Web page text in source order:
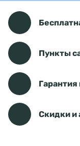
Пункты
Гарантия
Скидки и